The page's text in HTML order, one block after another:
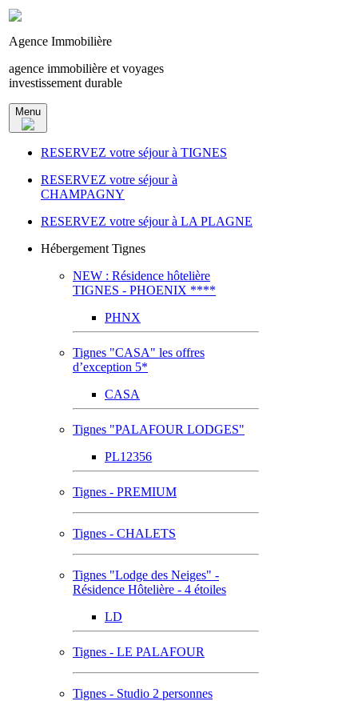
Agence Immobilière
agence immobilière et voyages
investissement durable
Menu
RESERVEZ votre séjour à TIGNES
RESERVEZ votre séjour à
CHAMPAGNY
RESERVEZ votre séjour à LA PLAGNE
Hébergement Tignes
NEW : Résidence hôtelière
TIGNES - PHOENIX ****
PHNX
Tignes "CASA" les offres
d’exception 5*
CASA
Tignes "PALAFOUR LODGES"
PL12356
Tignes - PREMIUM
Tignes - CHALETS
Tignes "Lodge des Neiges" -
Résidence Hôtelière - 4 étoiles
LD
Tignes - LE PALAFOUR
Tignes - Studio 2 personnes